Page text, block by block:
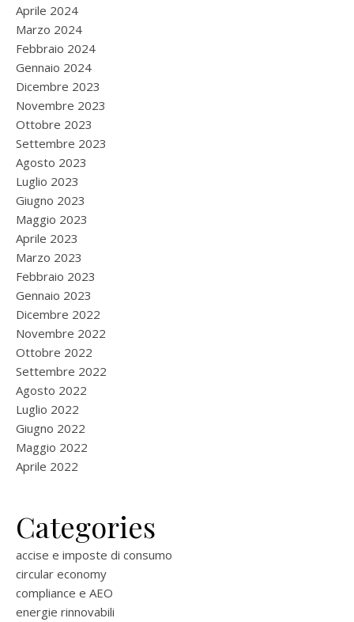
Aprile 2024
Marzo 2024
Febbraio 2024
Gennaio 2024
Dicembre 2023
Novembre 2023
Ottobre 2023
Settembre 2023
Agosto 2023
Luglio 2023
Giugno 2023
Maggio 2023
Aprile 2023
Marzo 2023
Febbraio 2023
Gennaio 2023
Dicembre 2022
Novembre 2022
Ottobre 2022
Settembre 2022
Agosto 2022
Luglio 2022
Giugno 2022
Maggio 2022
Aprile 2022
Categories
accise e imposte di consumo
circular economy
compliance e AEO
energie rinnovabili